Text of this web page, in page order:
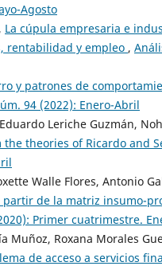
Agosto
La cúpula empresaria e
rentabilidad y empleo ,
y patrones de
94 (2022): Enero-Abril
Leriche Guzmán,
theories of Ricardo and
Walle Flores, Antonio
de la matriz insumo-
Primer cuatrimestre.
Muñoz, Roxana Morales
de acceso a servicios